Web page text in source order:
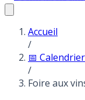
Accueil
/
📅
/
Foire aux